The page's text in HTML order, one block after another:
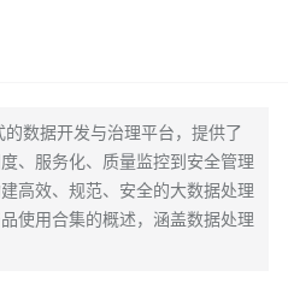
数据开发与治理平台，提供了
、服务化、质量监控到安全管理
高效、规范、安全的大数据处理
使用合集的概述，涵盖数据处理